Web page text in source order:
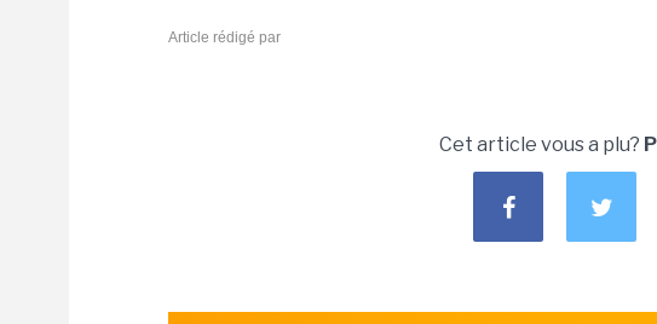
Article rédigé par
Cet article vous a plu?